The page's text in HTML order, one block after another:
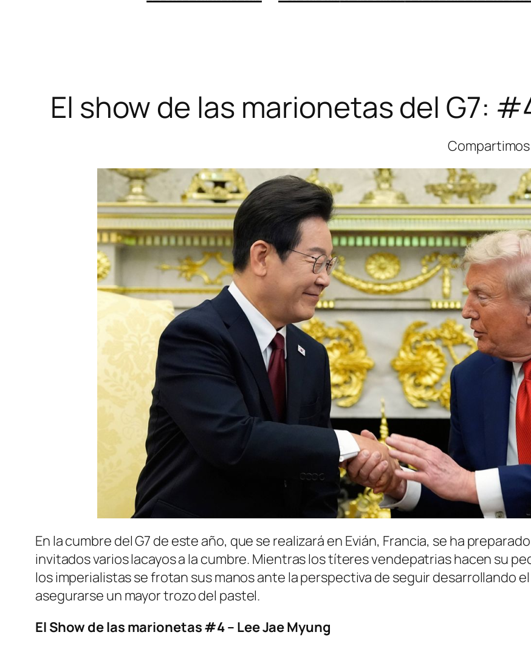
El show de las marionetas del G7:
En la cumbre del G7 de este año, que se realizará en Evián, Francia, se ha
invitados varios lacayos a la cumbre. Mientras los títeres vendepatrias hacen su
los imperialistas se frotan sus manos ante la perspectiva de seguir desarrollando
asegurarse un mayor trozo del pastel.
El Show de las marionetas #4– Lee Jae Myung